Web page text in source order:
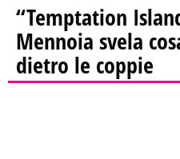
“Temptation
Mennoia svela
dietro le coppie